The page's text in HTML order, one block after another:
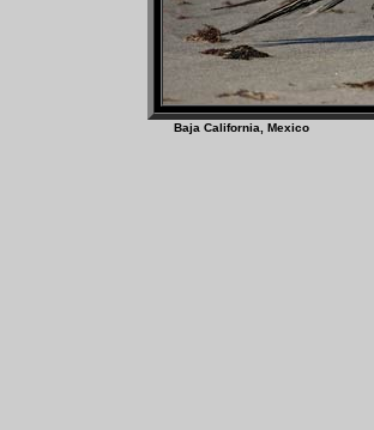
Baja California,